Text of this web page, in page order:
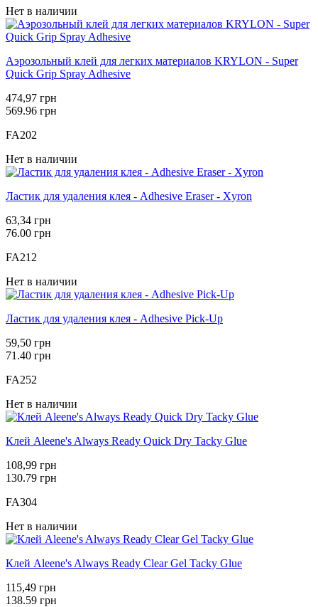
Нет в наличии
Аэрозольный клей для легких материалов KRYLON - Super
Quick Grip Spray Adhesive
474,97 грн
569.96 грн
FA202
Нет в наличии
Ластик для удаления клея - Adhesive Eraser - Xyron
63,34 грн
76.00 грн
FA212
Нет в наличии
Ластик для удаления клея - Adhesive Pick-Up
59,50 грн
71.40 грн
FA252
Нет в наличии
Клей Aleene's Always Ready Quick Dry Tacky Glue
108,99 грн
130.79 грн
FA304
Нет в наличии
Клей Aleene's Always Ready Clear Gel Tacky Glue
115,49 грн
138.59 грн